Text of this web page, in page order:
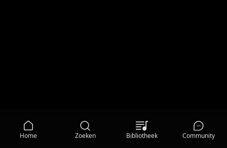
Home Zoeken Bibliotheek Community